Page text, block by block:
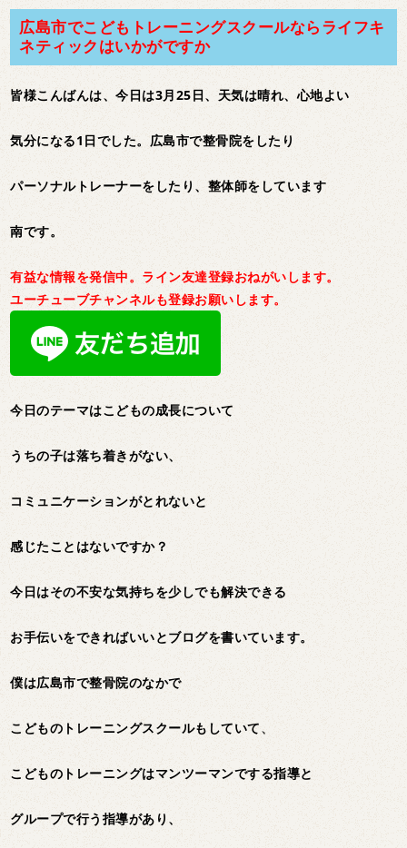
広島市でこどもトレーニングスクールならライフキ
ネティックはいかがですか
皆様こんばんは、今日は3月25日、天気は晴れ、心地よい
気分になる1日でした。広島市で整骨院をしたり
パーソナルトレーナーをしたり、整体師をしています
南です。
有益な情報を発信中。ライン友達登録おねがいします。
ユーチューブチャンネルも登録お願いします。
今日のテーマはこどもの成長について
うちの子は落ち着きがない、
コミュニケーションがとれないと
感じたことはないですか？
今日はその不安な気持ちを少しでも解決できる
お手伝いをできればいいとブログを書いています。
僕は広島市で整骨院のなかで
こどものトレーニングスクールもしていて、
こどものトレーニングはマンツーマンでする指導と
グループで行う指導があり、